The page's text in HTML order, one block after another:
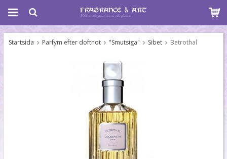
Startsida Parfym efter doftnot "Smutsiga" Sibet Betrothal